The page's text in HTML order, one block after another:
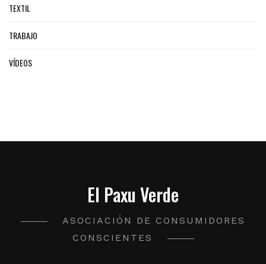
TEXTIL
TRABAJO
VÍDEOS
El Paxu Verde
ASOCIACIÓN DE CONSUMIDORES
CONSCIENTES